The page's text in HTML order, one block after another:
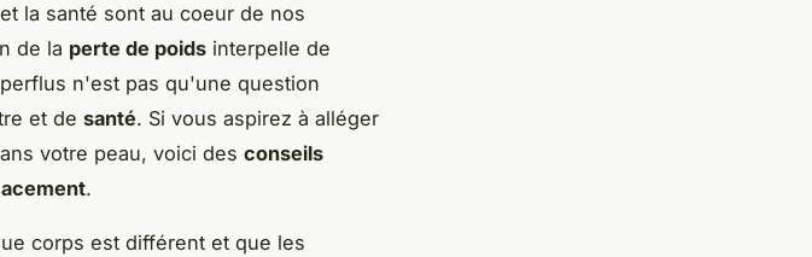
la santé sont au coeur de nos
de la perte de poids interpelle de
n'est pas qu'une question
et de santé. Si vous aspirez à alléger
votre peau, voici des conseils
.
corps est différent et que les